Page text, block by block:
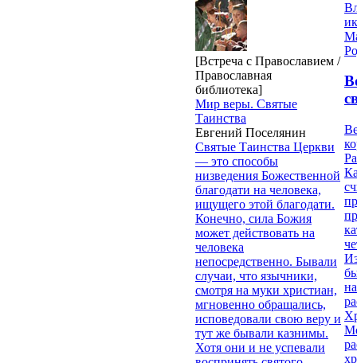
[Встреча с Православием /
Православная
библиотека]
Мир веры. Святые
Таинства
Евгений Поселянин
Святые Таинства Церкви
— это способы
низведения Божественной
благодати на человека,
ищущего этой благодати.
Конечно, сила Божия
может действовать на
человека
непосредственно. Бывали
случаи, что язычники,
смотря на муки христиан,
мгновенно обращались,
исповедовали свою веру и
тут же бывали казнимы.
Хотя они и не успевали